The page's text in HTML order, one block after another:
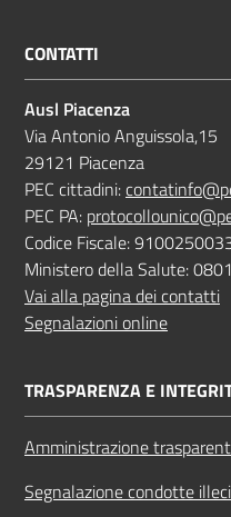
CONTATTI
Ausl Piacenza
Via Antonio Anguissola,15
29121 Piacenza
PEC cittadini:
PEC PA:
Codice Fiscale:
Ministero della Salute:
Vai alla pagina dei contatti
Segnalazioni online
TRASPARENZA E
Amministrazione
Segnalazione condotte